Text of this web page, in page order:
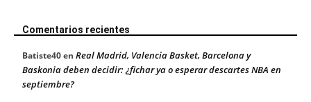
Comentarios recientes
Batiste40en Real Madrid, Valencia Basket, Barcelona y
Baskonia deben decidir: ¿fichar ya o esperar descartes NBA en
septiembre?